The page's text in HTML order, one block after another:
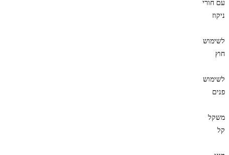
עם חורי
ניקוז
לשימוש
חוץ
לשימוש
פנים
משקל
קל